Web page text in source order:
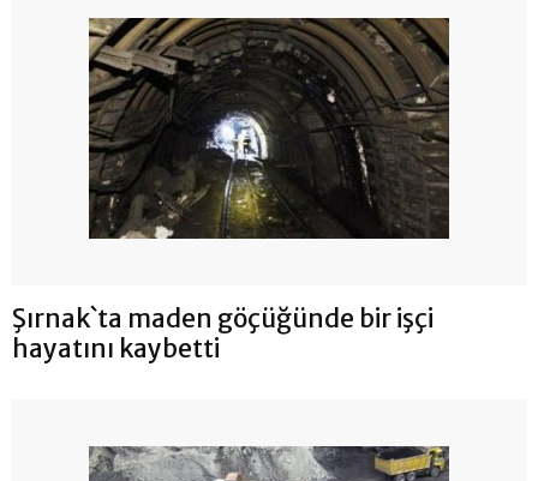
Şırnak`ta maden göçüğünde bir işçi
hayatını kaybetti